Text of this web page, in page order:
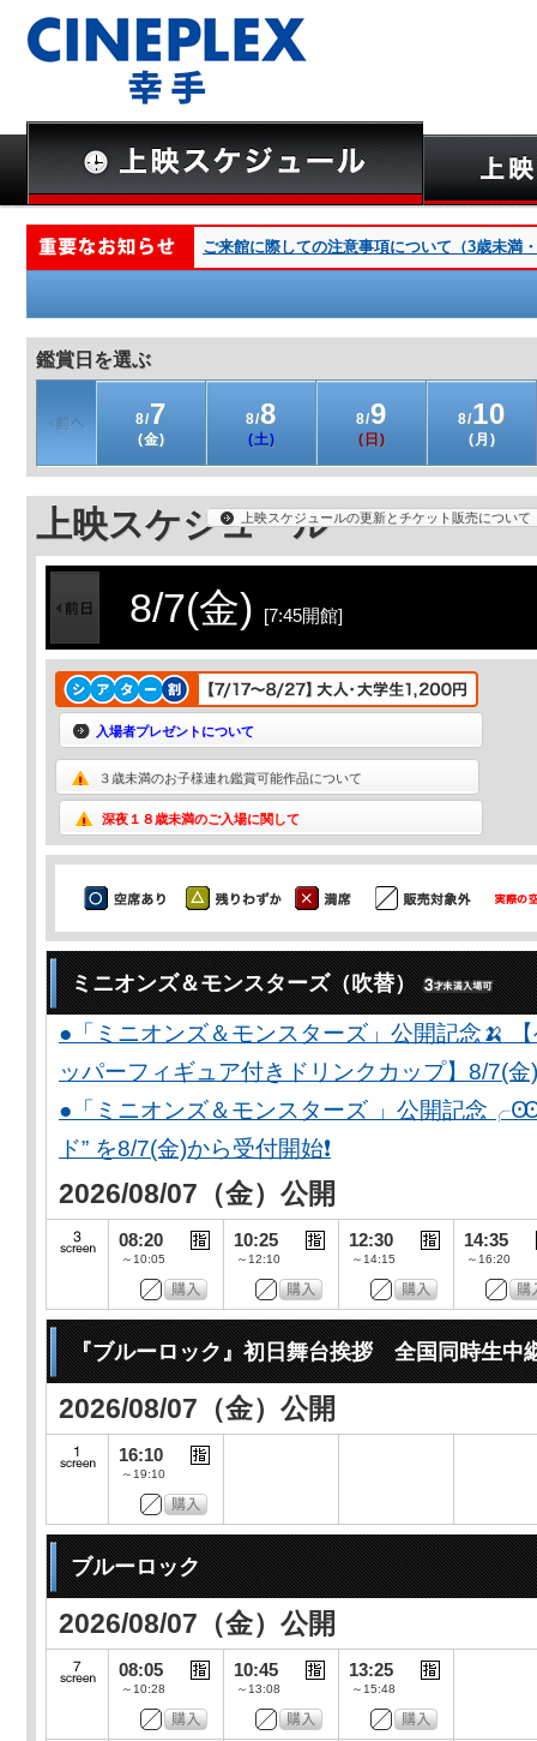
ご来館に際しての注意事項について（3歳未満
鑑賞日を選ぶ
8/7
(金)
8/8
(土)
8/9
(日)
8/10
(月)
上映スケジュール上映スケジュールの更新とチケット販売について
8/7(金) [7:45開館]
入場者プレゼントについて
３歳未満のお子様連れ鑑賞可能作品について
深夜１８歳未満のご入場に関して
ミニオンズ＆モンスターズ（吹替）
●「ミニオンズ＆モンスターズ」公開記念🍌
ッパーフィギュア付きドリンクカップ】8/7(金
●「ミニオンズ＆モンスターズ 」公開記念
ド” を8/7(金)から受付開始❗️
2026/08/07（金）公開
08:20
～10:05
10:25
～12:10
12:30
～14:15
14:35
～16:20
『ブルーロック』初日舞台挨拶 全国同時生中
2026/08/07（金）公開
16:10
～19:10
ブルーロック
2026/08/07（金）公開
08:05
～10:28
10:45
～13:08
13:25
～15:48